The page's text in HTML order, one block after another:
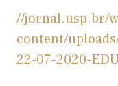
//jornal.usp.br/
content/
22-07-2020-